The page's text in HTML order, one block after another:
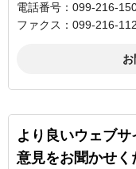
電話番号：099-216-
ファクス：099-216-
より良いウェブ
意見をお聞かせく